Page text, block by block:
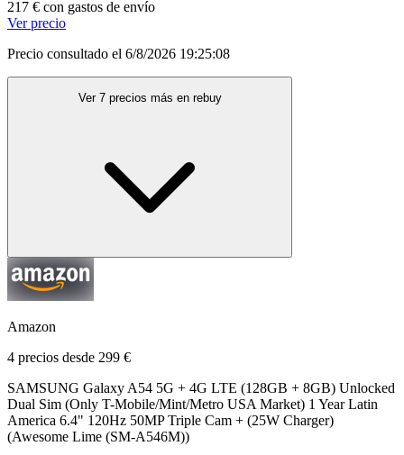
217 € con gastos de envío
Ver precio
Precio consultado el 6/8/2026 19:25:08
Ver 7 precios más en rebuy
Amazon
4 precios desde 299 €
SAMSUNG Galaxy A54 5G + 4G LTE (128GB + 8GB) Unlocked
Dual Sim (Only T-Mobile/Mint/Metro USA Market) 1 Year Latin
America 6.4" 120Hz 50MP Triple Cam + (25W Charger)
(Awesome Lime (SM-A546M))